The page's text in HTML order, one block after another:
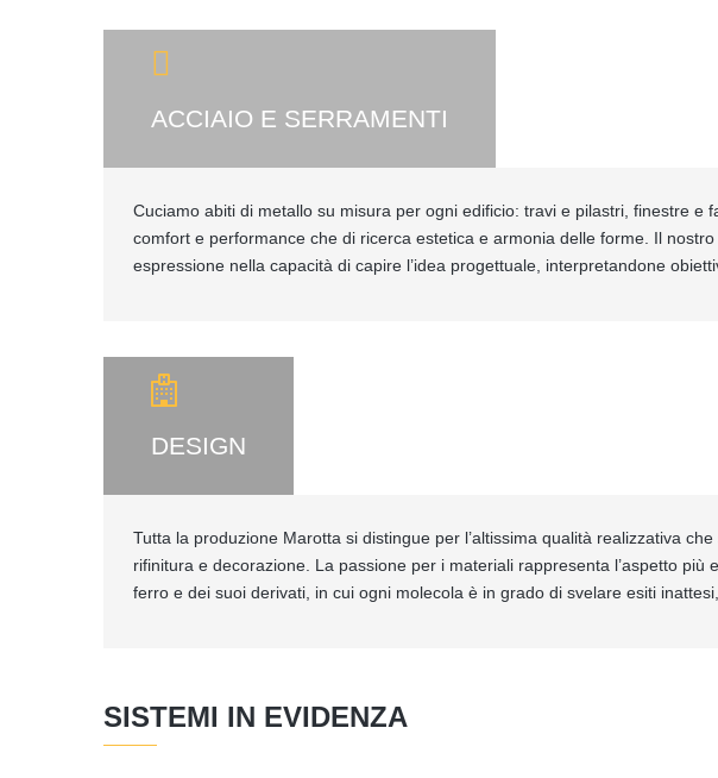
ACCIAIO E SERRAMENTI
Cuciamo abiti di metallo su misura per ogni edificio: travi e pilastri, finestre
comfort e performance che di ricerca estetica e armonia delle forme. Il
espressione nella capacità di capire l’idea progettuale, interpretandone
DESIGN
Tutta la produzione Marotta si distingue per l’altissima qualità realizzativa
rifinitura e decorazione. La passione per i materiali rappresenta l’aspetto
ferro e dei suoi derivati, in cui ogni molecola è in grado di svelare esiti
SISTEMI IN EVIDENZA